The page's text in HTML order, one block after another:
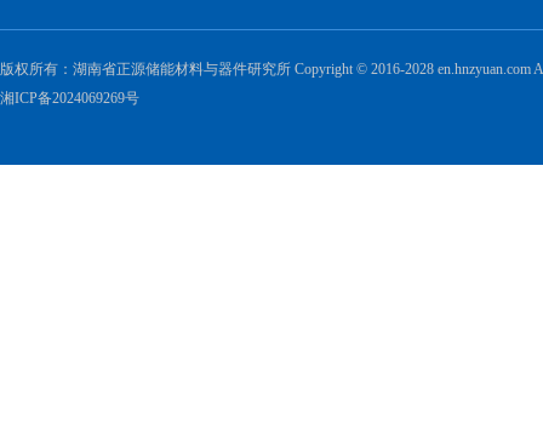
版权所有：湖南省正源储能材料与器件研究所 Copyright © 2016-2028 en.hnzyuan.com
湘ICP备2024069269号